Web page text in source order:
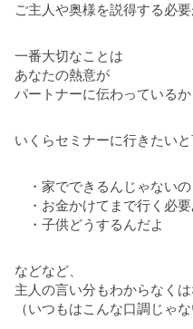
ご主人や奥様を説得する必要
一番大切なことは
あなたの熱意が
パートナーに伝わっているか
いくらセミナーに行きたい
・家でできるんじゃないの
・お金かけてまで行く必要
・子供どうするんだよ
などなど、
主人の言い分もわからなくは
（いつもはこんな口調じゃ